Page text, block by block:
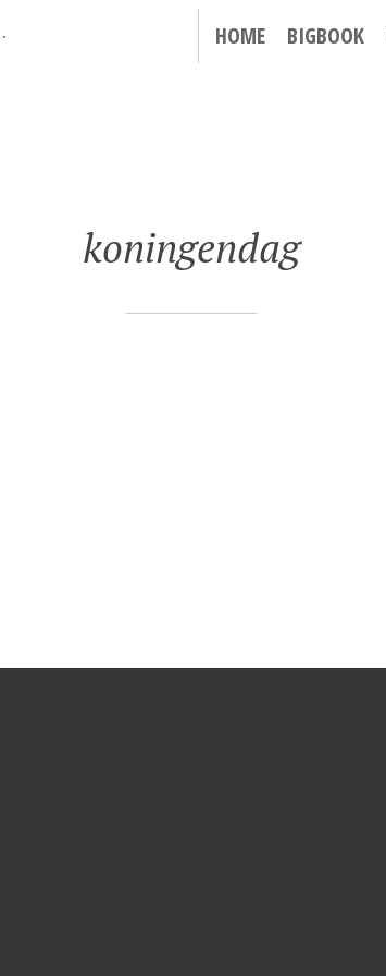
HOME BIGBOOK
koningendag